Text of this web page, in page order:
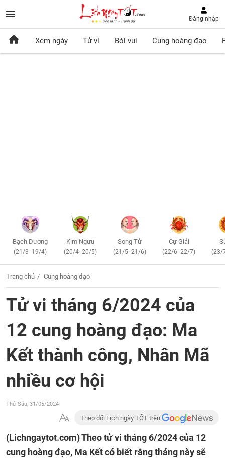
Đăng nhập
Xem ngày Tử vi Bói vui Cung hoàng đạo
Bạch Dương
(21/3- 19/4)
Kim Ngưu
(20/4- 20/5)
Song Tử
(21/5- 21/6)
Cự Giải
(22/6- 22/7) (23/
Trang chủ Cung hoàng đạo
Tử vi tháng 6/2024 của
12 cung hoàng đạo: Ma
Kết thành công, Nhân Mã
nhiều cơ hội
Thứ Sáu, 31/05/2024
Theo dõi Lịch ngày TỐT trên
(Lichngaytot.com)Theo tử vi tháng 6/2024 của 12
cung hoàng đạo, Ma Kết có biết rằng tháng này sẽ